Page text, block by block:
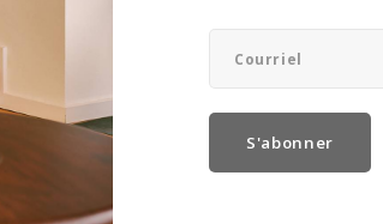
S'abonner